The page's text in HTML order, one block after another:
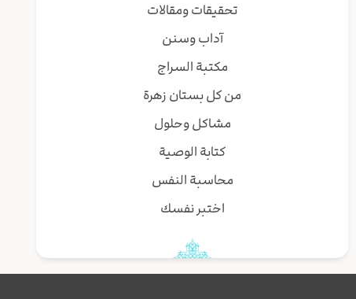
تحقيقات ومقالات
آداب وسنن
مكتبة السراج
من كل بستان زهرة
مشاكل وحلول
كتابة الوصية
محاسبة النفس
اختبر نفسك